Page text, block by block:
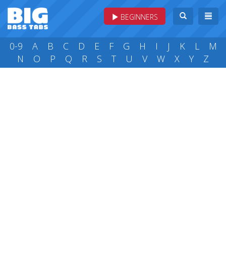
BEGINNERS
0-9 A B C D E F G H I J K L
M
N
O P Q R S T U V W X Y Z